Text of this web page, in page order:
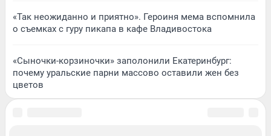
«Так неожиданно и приятно». Героиня мема вспомнила
о съемках с гуру пикапа в кафе Владивостока
«Сыночки-корзиночки» заполонили Екатеринбург:
почему уральские парни массово оставили жен без
цветов